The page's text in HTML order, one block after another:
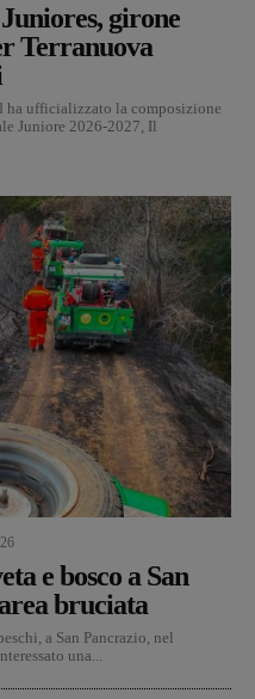
girone
Terranuova
ufficializzato la composizione
Juniore 2026-2027, Il
e bosco a San
bruciata
a San Pancrazio, nel
una...